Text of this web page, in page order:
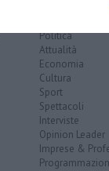
Politica
Attualità
Economia
Cultura
Sport
Spettacoli
Interviste
Opinion Leader
Imprese &